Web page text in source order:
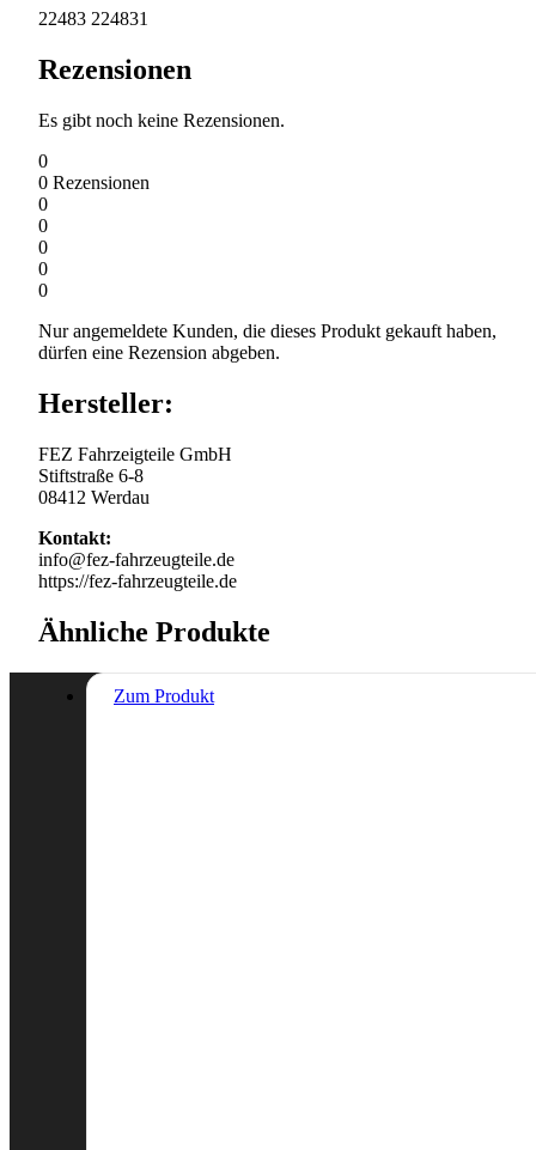
22483 224831
Rezensionen
Es gibt noch keine Rezensionen.
0
0 Rezensionen
0
0
0
0
0
Nur angemeldete Kunden, die dieses Produkt gekauft haben,
dürfen eine Rezension abgeben.
Hersteller:
FEZ Fahrzeigteile GmbH
Stiftstraße 6-8
08412 Werdau
Kontakt:
info@fez-fahrzeugteile.de
https://fez-fahrzeugteile.de
Ähnliche Produkte
Zum Produkt